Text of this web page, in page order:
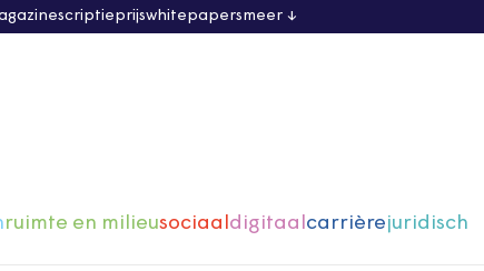
scriptieprijswhitepapersmeer
ruimte en milieusociaaldigitaalcarrièrejuridisch